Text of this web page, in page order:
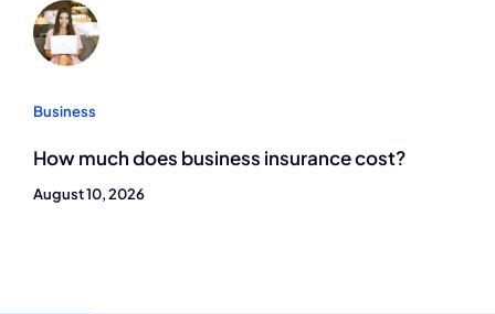
Business
How much does business insurance cost?
August 10, 2026